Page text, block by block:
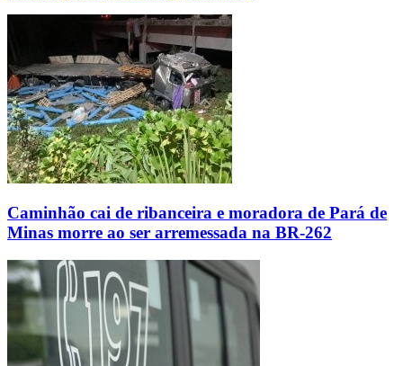
Caminhão cai de ribanceira e moradora de Pará de
Minas morre ao ser arremessada na BR-262